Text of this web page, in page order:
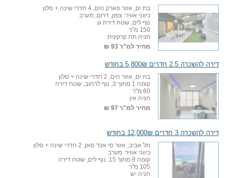
בת ים, אזור פארק הים, 4 חדרי שינה + סלון
כיווני אוויר: צפון, דרום, מערב
נוף לים, שטח דירת גן
150 מ"ר
חניה תת קרקעית
מחיר למ"ר 93 ₪
דירה להשכרה 2.5 חדרים 5,800₪ בחודש
בת ים, אזור הים, 2 חדרי שינה + סלון
קומה 1 מתוך 3, נוף לרחוב, שטח דירה
60 מ"ר
חניה אין
מחיר למ"ר 97 ₪
דירה להשכרה 3 חדרים 12,000₪ בחודש
תל אביב, אזור סי אנד סאן, 2 חדרי שינה + סלון
כיווני אוויר: מערב
קומה 9 מתוך 15, נוף לים, שטח דירה
105 מ"ר
חניה יש